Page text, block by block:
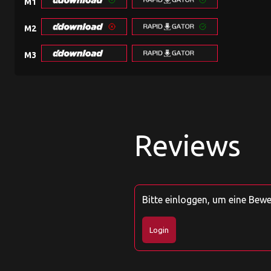
M2
M3
Reviews
Bitte einloggen, um eine
Login